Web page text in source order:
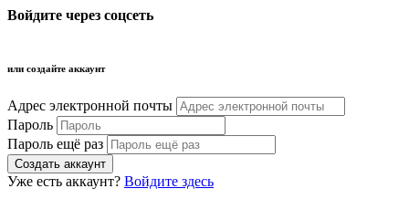
Войдите через соцсеть
или создайте аккаунт
Адрес электронной почты
Пароль
Пароль ещё раз
Уже есть аккаунт? Войдите здесь